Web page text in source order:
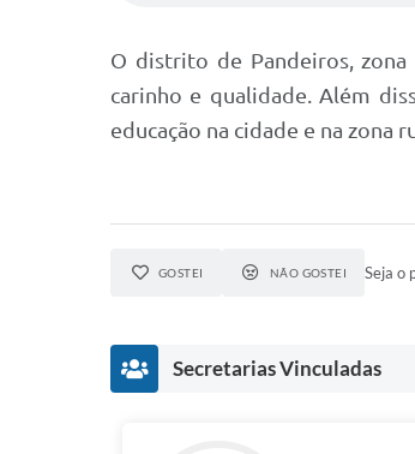
O distrito de Pandeiros,
carinho e qualidade. Além
educação na cidade e na zona
GOSTEI NÃO GOSTEI Seja o
Secretarias Vinculadas